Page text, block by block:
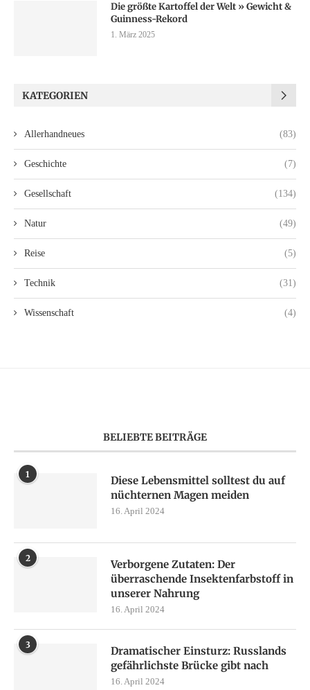
Die größte Kartoffel der Welt » Gewicht &
Guinness-Rekord
1. März 2025
KATEGORIEN
Allerhandneues (83)
Geschichte (7)
Gesellschaft (134)
Natur (49)
Reise (5)
Technik (31)
Wissenschaft (4)
BELIEBTE BEITRÄGE
1
Diese Lebensmittel solltest du auf
nüchternen Magen meiden
16. April 2024
2
Verborgene Zutaten: Der
überraschende Insektenfarbstoff in
unserer Nahrung
16. April 2024
3
Dramatischer Einsturz: Russlands
gefährlichste Brücke gibt nach
16. April 2024